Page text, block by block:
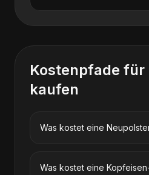
Kostenpfade für
kaufen
Was kostet eine
Was kostet eine